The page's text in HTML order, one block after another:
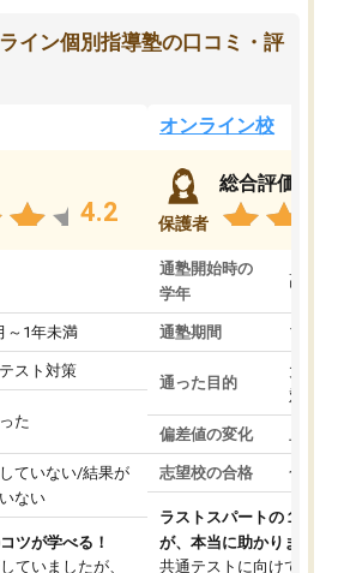
イン個別指導塾の口コミ・評
4.2
～1年未満
スト対策
た
ていない/結果が
ない
ツが学べる！
ていましたが、
オンライン校
保護者
総合評価
通塾開始時の
学年
高3
通塾期間 1～3
通った目的
大学
対策
偏差値の変化 上が
志望校の合格 合格
ラストスパートの１か月
が、本当に助かりました
共通テストに向けての追